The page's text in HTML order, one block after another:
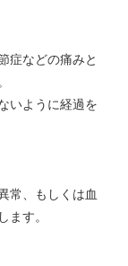
症などの痛みと
いように経過を
常、もしくは血
ます。